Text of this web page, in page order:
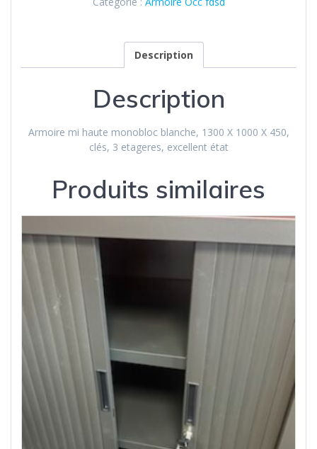
Description
Description
Armoire mi haute monobloc blanche, 1300 X 1000 X 450,
clés, 3 etageres, excellent état
Produits similaires